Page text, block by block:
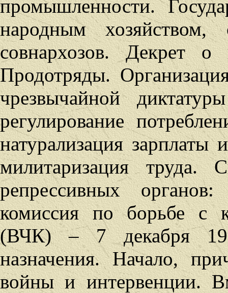
промышленности.
народным
совнархозов. Декрет о
Продотряды.
чрезвычайной
регулирование
натурализация зарплаты
милитаризация труда.
репрессивных органов:
комиссия по борьбе с
(ВЧК) – 7 декабря
назначения.
Начало,
войны и интервенции.